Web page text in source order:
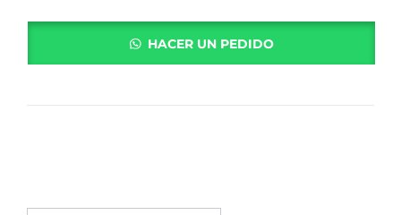
HACER UN PEDIDO